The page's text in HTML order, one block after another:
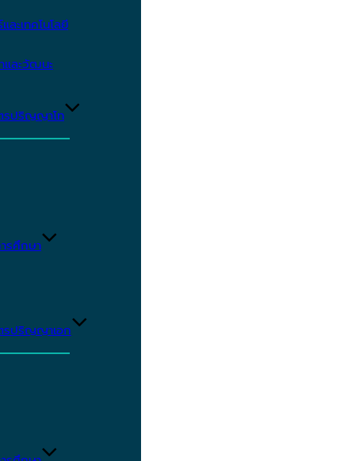
ะเทคโนโลยี
และวัฒนะ
รปริญญาโท
รศึกษา
รปริญญาเอก